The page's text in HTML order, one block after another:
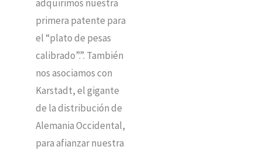
adquirimos nuestra
primera patente para
el “plato de pesas
calibrado”.”. También
nos asociamos con
Karstadt, el gigante
de la distribución de
Alemania Occidental,
para afianzar nuestra